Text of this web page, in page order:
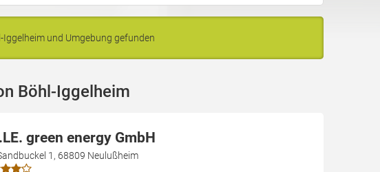
und Umgebung gefunden
Böhl-Iggelheim
green energy GmbH
1, 68809 Neulußheim